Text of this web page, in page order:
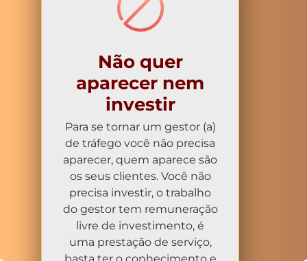
Não quer
aparecer nem
investir
Para se tornar um gestor (a)
de tráfego você não precisa
aparecer, quem aparece são
os seus clientes. Você não
precisa investir, o trabalho
do gestor tem remuneração
livre de investimento, é
uma prestação de serviço,
basta ter o conhecimento e